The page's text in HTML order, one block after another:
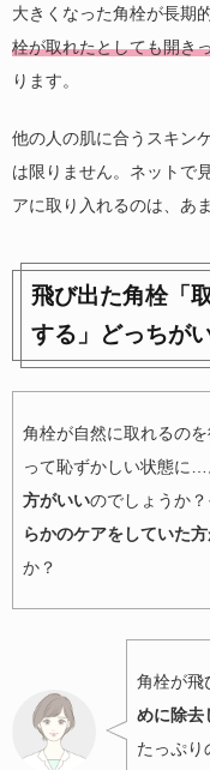
大きくなった角栓が長期
栓が取れたとしても開き
ります。
他の人の肌に合うスキン
は限りません。ネットで
アに取り入れるのは、あ
飛び出た角栓「
する」どっちが
角栓が自然に取れるの
って恥ずかしい状態に…
方がいいのでしょうか？
らかのケアをしていた
か？
角栓が飛
めに除去
たっぷり